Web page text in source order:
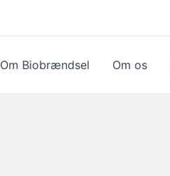
Om Biobrændsel Om os